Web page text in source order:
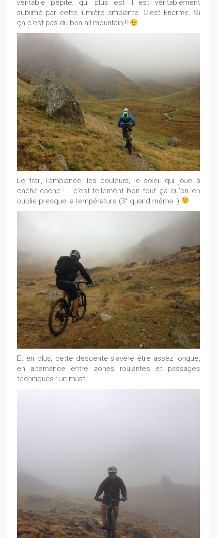
véritable pépite, qui plus est il est véritablement
sublimé par cette lumière ambiante. C'est Enorme. Si
ça c'est pas du bon all-mountain !!
Le trail, l'ambiance, les couleurs, le soleil qui joue à
cache-cache ... c'est tellement bon tout ça qu'on en
oublie presque la température (3° quand même !)
Et en plus, cette descente s'avère être assez longue,
en alternance entre zones roulantes et passages
techniques : un must !